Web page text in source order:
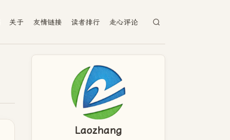
关于 友情链接 读者排行 走心评论
Laozhang